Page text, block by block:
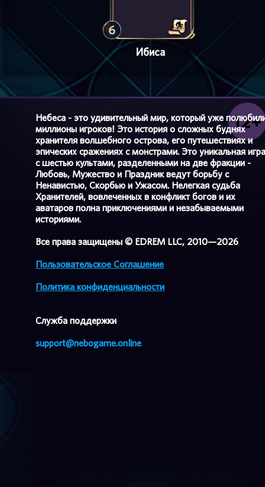
6
Ибиса
Небеса - это удивительный мир, который уже
миллионы игроков! Это история о сложных буднях
хранителя волшебного острова, его путешествиях и
эпических сражениях с монстрами. Это уникальная игра
с шестью культами, разделенными на две фракции -
Любовь, Мужество и Праздник ведут борьбу с
Ненавистью, Скорбью и Ужасом. Нелегкая судьба
Хранителей, вовлеченных в конфликт богов и их
аватаров полна приключениями и незабываемыми
историями.
Все права защищены © EDREM LLC, 2010—2026
Пользовательское Соглашение
Политика конфиденциальности
Cлужба поддержки
support@nebogame.online